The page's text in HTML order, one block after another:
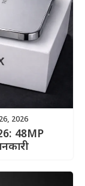
2026
48MP